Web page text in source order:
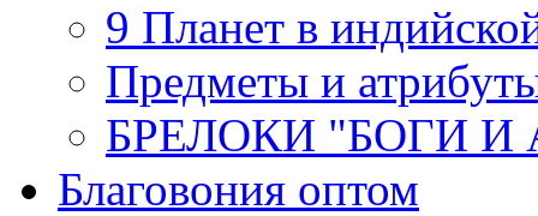
9 Планет в
Предметы и
БРЕЛОКИ "БОГИ И
Благовония оптом